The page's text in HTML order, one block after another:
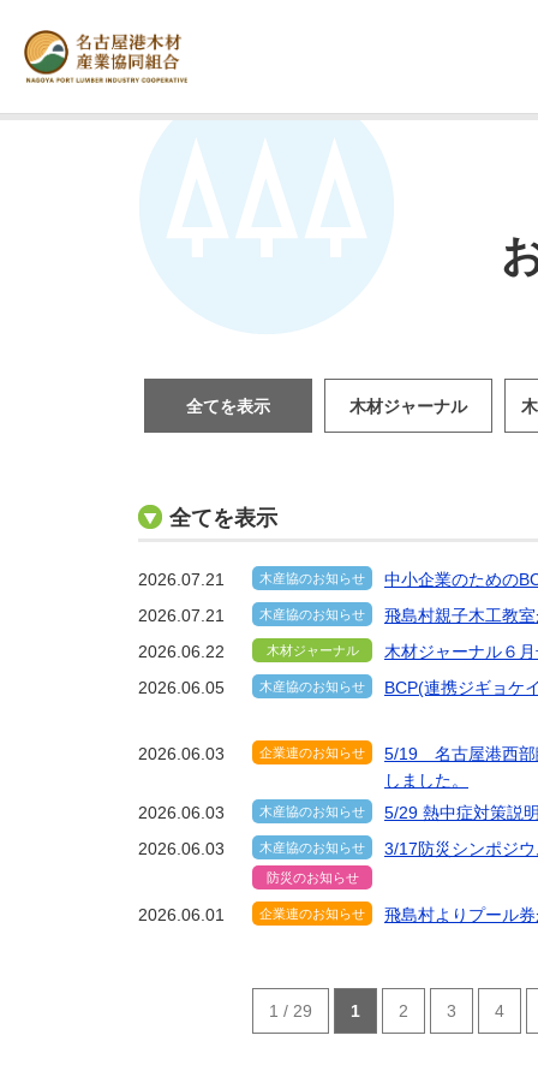
全てを表示 木材ジャーナル
全てを表示
2026.07.21 木産協のお知らせ
中小企業のための
2026.07.21
木産協のお知らせ
飛島村親子木工教
2026.06.22
木材ジャーナル
木材ジャーナル６
2026.06.05
木産協のお知らせ BCP(連携ジギョケ
2026.06.03 企業連のお知らせ
5/19 名古屋港西部
しました。
2026.06.03
木産協のお知らせ
5/29 熱中症対策説
2026.06.03
木産協のお知らせ
防災のお知らせ
3/17防災シンポジ
2026.06.01 企業連のお知らせ 飛島村よりプール
1 / 29 1 2 3 4